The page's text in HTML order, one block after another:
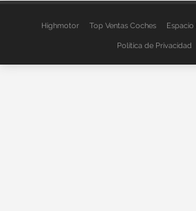
Highmotor Top Ventas Coches
Política de Privacidad